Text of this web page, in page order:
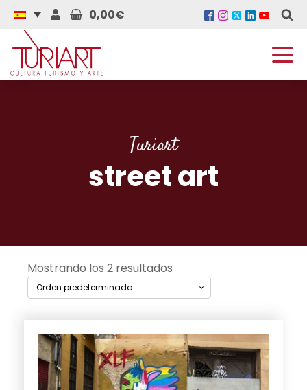
0,00€
Turiart
street art
Mostrando los 2 resultados